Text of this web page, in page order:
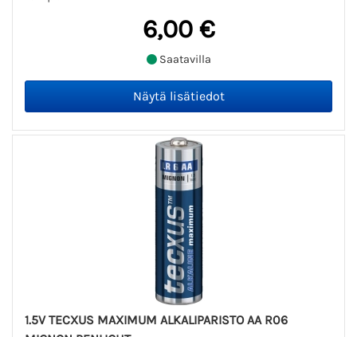
6,00 €
Saatavilla
1.5V TECXUS MAXIMUM ALKALIPARISTO AA R06